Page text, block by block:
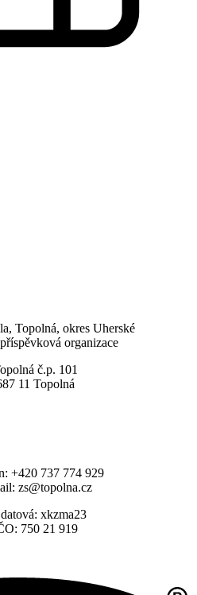
Topolná, okres Uherské
organizace
č.p. 101
11 Topolná
+420 737 774 929
zs@topolna.cz
xkzma23
750 21 919